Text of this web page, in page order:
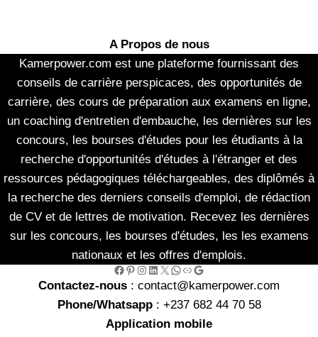
A Propos de nous
Kamerpower.com est une plateforme fournissant des
conseils de carrière perspicaces, des opportunités de
carrière, des cours de préparation aux examens en ligne,
un coaching d'entretien d'embauche, les dernières sur les
concours, les bourses d'études pour les étudiants à la
recherche d'opportunités d'études à l'étranger et des
ressources pédagogiques téléchargeables, des diplômés à
la recherche des derniers conseils d'emploi, de rédaction
de CV et de lettres de motivation. Recevez les dernières
sur les concours, les bourses d'études, les les examens
nationaux et les offres d'emplois.
Facebook Pinterest InstagramLinkedIn X WhatsApp Link Google
Contactez-nous : contact@kamerpower.com
Phone/Whatsapp: +237 682 44 70 58
Application mobile